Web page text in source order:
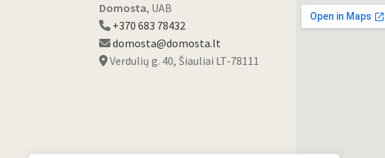
Domosta, UAB
+370 683 78432
domosta@domosta.lt
Verdulių g. 40, Šiauliai LT-78111